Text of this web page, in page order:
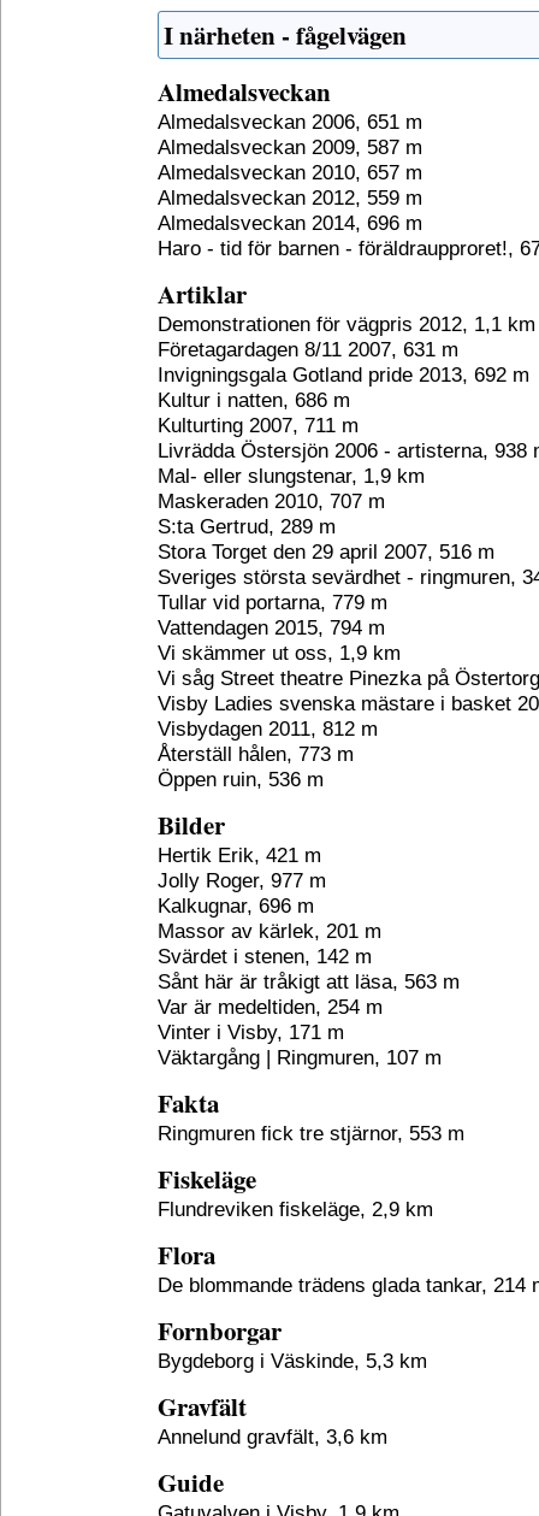
I närheten - fågelvägen
Almedalsveckan
Almedalsveckan 2006, 651 m
Almedalsveckan 2009, 587 m
Almedalsveckan 2010, 657 m
Almedalsveckan 2012, 559 m
Almedalsveckan 2014, 696 m
Haro - tid för barnen - föräldraupproret!,
Artiklar
Demonstrationen för vägpris 2012, 1,1 km
Företagardagen 8/11 2007, 631 m
Invigningsgala Gotland pride 2013, 692 m
Kultur i natten, 686 m
Kulturting 2007, 711 m
Livrädda Östersjön 2006 - artisterna, 938
Mal- eller slungstenar, 1,9 km
Maskeraden 2010, 707 m
S:ta Gertrud, 289 m
Stora Torget den 29 april 2007, 516 m
Sveriges största sevärdhet - ringmuren,
Tullar vid portarna, 779 m
Vattendagen 2015, 794 m
Vi skämmer ut oss, 1,9 km
Vi såg Street theatre Pinezka på
Visby Ladies svenska mästare i basket
Visbydagen 2011, 812 m
Återställ hålen, 773 m
Öppen ruin, 536 m
Bilder
Hertik Erik, 421 m
Jolly Roger, 977 m
Kalkugnar, 696 m
Massor av kärlek, 201 m
Svärdet i stenen, 142 m
Sånt här är tråkigt att läsa, 563 m
Var är medeltiden, 254 m
Vinter i Visby, 171 m
Väktargång | Ringmuren, 107 m
Fakta
Ringmuren fick tre stjärnor, 553 m
Fiskeläge
Flundreviken fiskeläge, 2,9 km
Flora
De blommande trädens glada tankar, 214
Fornborgar
Bygdeborg i Väskinde, 5,3 km
Gravfält
Annelund gravfält, 3,6 km
Guide